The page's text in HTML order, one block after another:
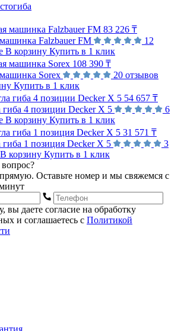
83 226 ₸
Falzbauer FM
12
В корзину Купить в 1 клик
108 390 ₸
Sorex
20 отзывов
Купить в 1 клик
54 657 ₸
гиба 4 позиции Decker Х 5
6
В корзину Купить в 1 клик
31 571 ₸
гиба 1 позиция Decker Х 5
3
В корзину Купить в 1 клик
Оставьте номер и мы свяжемся с
даете согласие на обработку
и соглашаетесь с Политикой